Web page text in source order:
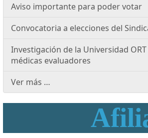
Aviso importante para poder votar
Convocatoria a elecciones del
Investigación de la Universidad
médicas evaluadores
Ver más …